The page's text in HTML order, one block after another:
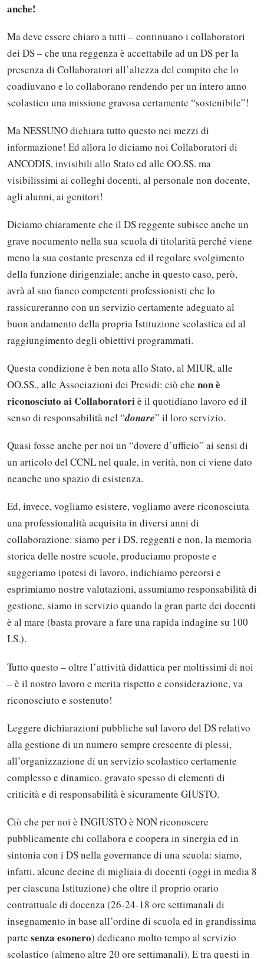
anche!
Ma deve essere chiaro a tutti – continuano i collaboratori
dei DS – che una reggenza è accettabile ad un DS per la
presenza di Collaboratori all’altezza del compito che lo
coadiuvano e lo collaborano rendendo per un intero anno
scolastico una missione gravosa certamente “sostenibile”!
Ma NESSUNO dichiara tutto questo nei mezzi di
informazione! Ed allora lo diciamo noi Collaboratori di
ANCODIS, invisibili allo Stato ed alle OO.SS. ma
visibilissimi ai colleghi docenti, al personale non docente,
agli alunni, ai genitori!
Diciamo chiaramente che il DS reggente subisce anche un
grave nocumento nella sua scuola di titolarità perché viene
meno la sua costante presenza ed il regolare svolgimento
della funzione dirigenziale; anche in questo caso, però,
avrà al suo fianco competenti professionisti che lo
rassicureranno con un servizio certamente adeguato al
buon andamento della propria Istituzione scolastica ed al
raggiungimento degli obiettivi programmati.
Questa condizione è ben nota allo Stato, al MIUR, alle
OO.SS., alle Associazioni dei Presidi: ciò che non è
riconosciuto ai Collaboratoriè il quotidiano lavoro ed il
senso di responsabilità nel “donare” il loro servizio.
Quasi fosse anche per noi un “dovere d’ufficio” ai sensi di
un articolo del CCNL nel quale, in verità, non ci viene dato
neanche uno spazio di esistenza.
Ed, invece, vogliamo esistere, vogliamo avere riconosciuta
una professionalità acquisita in diversi anni di
collaborazione: siamo per i DS, reggenti e non, la memoria
storica delle nostre scuole, produciamo proposte e
suggeriamo ipotesi di lavoro, indichiamo percorsi e
esprimiamo nostre valutazioni, assumiamo responsabilità di
gestione, siamo in servizio quando la gran parte dei docenti
è al mare (basta provare a fare una rapida indagine su 100
I.S.).
Tutto questo – oltre l’attività didattica per moltissimi di noi
– è il nostro lavoro e merita rispetto e considerazione, va
riconosciuto e sostenuto!
Leggere dichiarazioni pubbliche sul lavoro del DS relativo
alla gestione di un numero sempre crescente di plessi,
all’organizzazione di un servizio scolastico certamente
complesso e dinamico, gravato spesso di elementi di
criticità e di responsabilità è sicuramente GIUSTO.
Ciò che per noi è INGIUSTO è NON riconoscere
pubblicamente chi collabora e coopera in sinergia ed in
sintonia con i DS nella governance di una scuola: siamo,
infatti, alcune decine di migliaia di docenti (oggi in media 8
per ciascuna Istituzione) che oltre il proprio orario
contrattuale di docenza (26-24-18 ore settimanali di
insegnamento in base all’ordine di scuola ed in grandissima
parte senza esonero) dedicano molto tempo al servizio
scolastico (almeno altre 20 ore settimanali). E tra questi in